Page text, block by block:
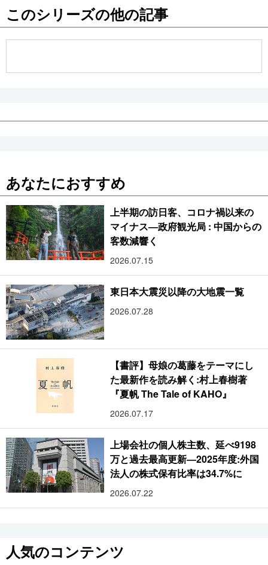
お知らせ
このシリーズの他の記事
あなたにおすすめ
上半期の訪日客、コロナ禍以来の
マイナス―政府観光局 : 中国からの
客数減響く
2026.07.15
東日本大震災以降の大地震一覧
2026.07.28
【書評】母娘の葛藤をテーマにし
た最新作を読み解く:村上春樹著
『夏帆 The Tale of KAHO』
2026.07.17
上場会社の個人株主数、延べ9198
万と過去最高更新―2025年度:外国
法人の株式保有比率は34.7%に
2026.07.22
人気のコンテンツ